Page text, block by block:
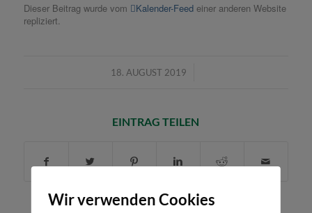
Dieser Beitrag wurde vom Kalender-Feedeiner anderen Website
repliziert.
18. AUGUST 2019
/
EINTRAG TEILEN
Wir verwenden Cookies